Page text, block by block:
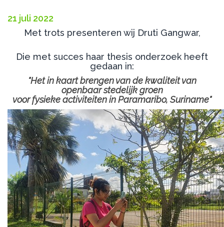
21 juli 2022
Met trots presenteren wij Druti Gangwar,
Die met succes haar thesis onderzoek heeft
gedaan in:
"Het in kaart brengen van de kwaliteit van
openbaar stedelijk groen
voor fysieke activiteiten in Paramaribo, Suriname"